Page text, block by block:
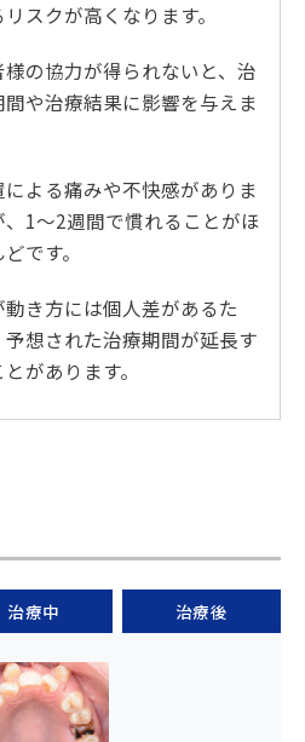
スクが高くなります。
様の協力が得られないと、治
間や治療結果に影響を与えま
による痛みや不快感がありま
、1～2週間で慣れることがほ
です。
動き方には個人差があるた
予想された治療期間が延長す
があります。
治療中 治療後